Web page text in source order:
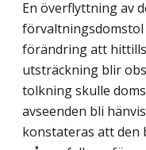
En överflyttning av
förändring att
utsträckning blir
tolkning skulle
avseenden bli
konstateras att den